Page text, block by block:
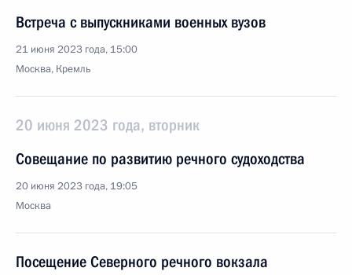
Встреча с выпускниками военных вузов
21 июня 2023 года, 15:00
Москва, Кремль
20 июня 2023 года, вторник
Совещание по развитию речного судоходства
20 июня 2023 года, 19:05
Москва
Посещение Северного речного вокзала